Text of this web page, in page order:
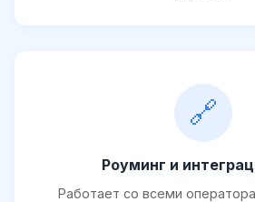
🔗
Роуминг и
Работает со всеми